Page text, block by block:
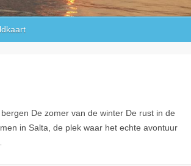
De zomer van de winter De rust in de
in Salta, de plek waar het echte avontuur